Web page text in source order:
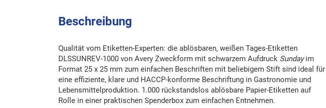
Beschreibung
Qualität vom Etiketten-Experten: die ablösbaren, weißen Tages-Etiketten
DLSSUNREV-1000 von Avery Zweckform mit schwarzem Aufdruck Sundayim
Format 25 x 25 mm zum einfachen Beschriften mit beliebigem Stift sind ideal für
eine effiziente, klare und HACCP-konforme Beschriftung in Gastronomie und
Lebensmittelproduktion. 1.000 rückstandslos ablösbare Papier-Etiketten auf
Rolle in einer praktischen Spenderbox zum einfachen Entnehmen.